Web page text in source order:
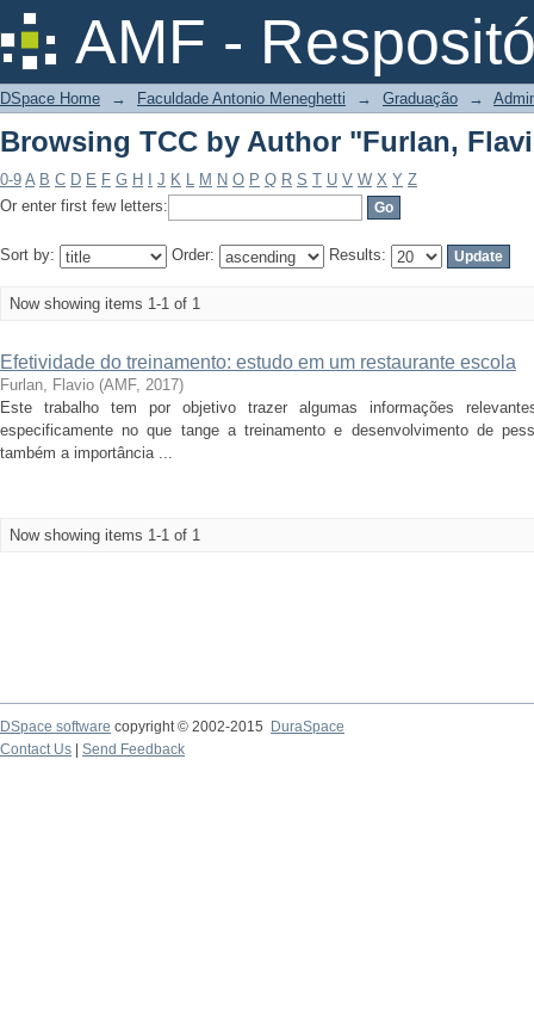
AMF -
Browsing TCC by Author "Furlan,
DSpace Home → Faculdade Antonio Meneghetti → Graduação →
Browsing TCC by Author "Furlan,
0-9 A B C D E F G H J K L M N O P Q R S T U V W X Y Z
Or enter first few letters:
Sort by: Order: Results:
Now showing items 1-1 of 1
Efetividade do treinamento: estudo em um restaurante escola
Furlan, Flavio (AMF, 2017)
Este trabalho tem por objetivo trazer algumas informações
especificamente no que tange a treinamento e desenvolvimento de
também a importância ...
Now showing items 1-1 of 1
DSpace software copyright © 2002-2015
DuraSpace
Contact Us
Send Feedback